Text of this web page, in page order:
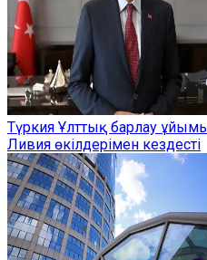
Түркия Ұлттық барлау
Ливия өкілдерімен кездесті